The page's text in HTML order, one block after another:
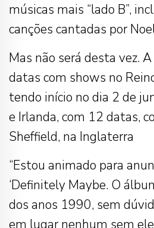
músicas mais “lado B”,
canções cantadas por
Mas não será desta vez.
datas com shows no
tendo início no dia 2 de
e Irlanda, com 12 datas,
Sheffield, na Inglaterra
“Estou animado para
‘Definitely Maybe. O
dos anos 1990, sem
em lugar nenhum sem